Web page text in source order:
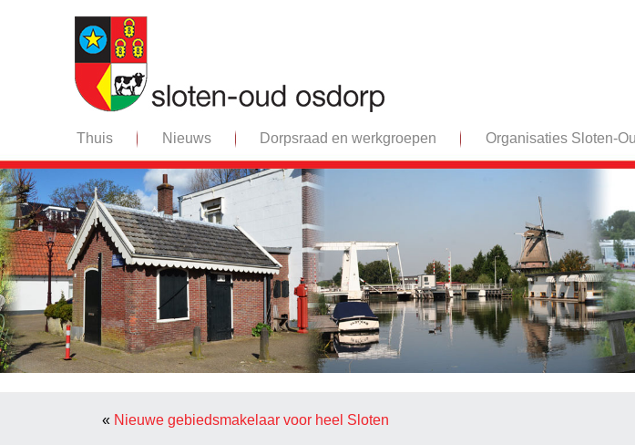
Thuis Nieuws Dorpsraad en werkgroepen Organisaties Sloten-
« Nieuwe gebiedsmakelaar voor heel Sloten